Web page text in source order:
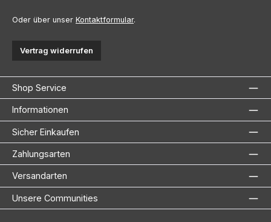
Oder über unser Kontaktformular.
Vertrag widerrufen
Shop Service
Informationen
Sicher Einkaufen
Zahlungsarten
Versandarten
Unsere Communities